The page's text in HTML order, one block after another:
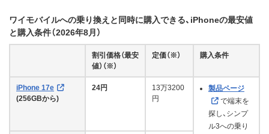
ワイモバイルへの乗り換えと同時に購入できる、iPhoneの最安値
と購入条件（2026年8月）
割引価格（最安
値）（※）
定価（※） 購入条件
iPhone 17e
(256GBから)
24円
13万3200
円
製品ページ
で端末を
探し、シンプ
ル3への乗り